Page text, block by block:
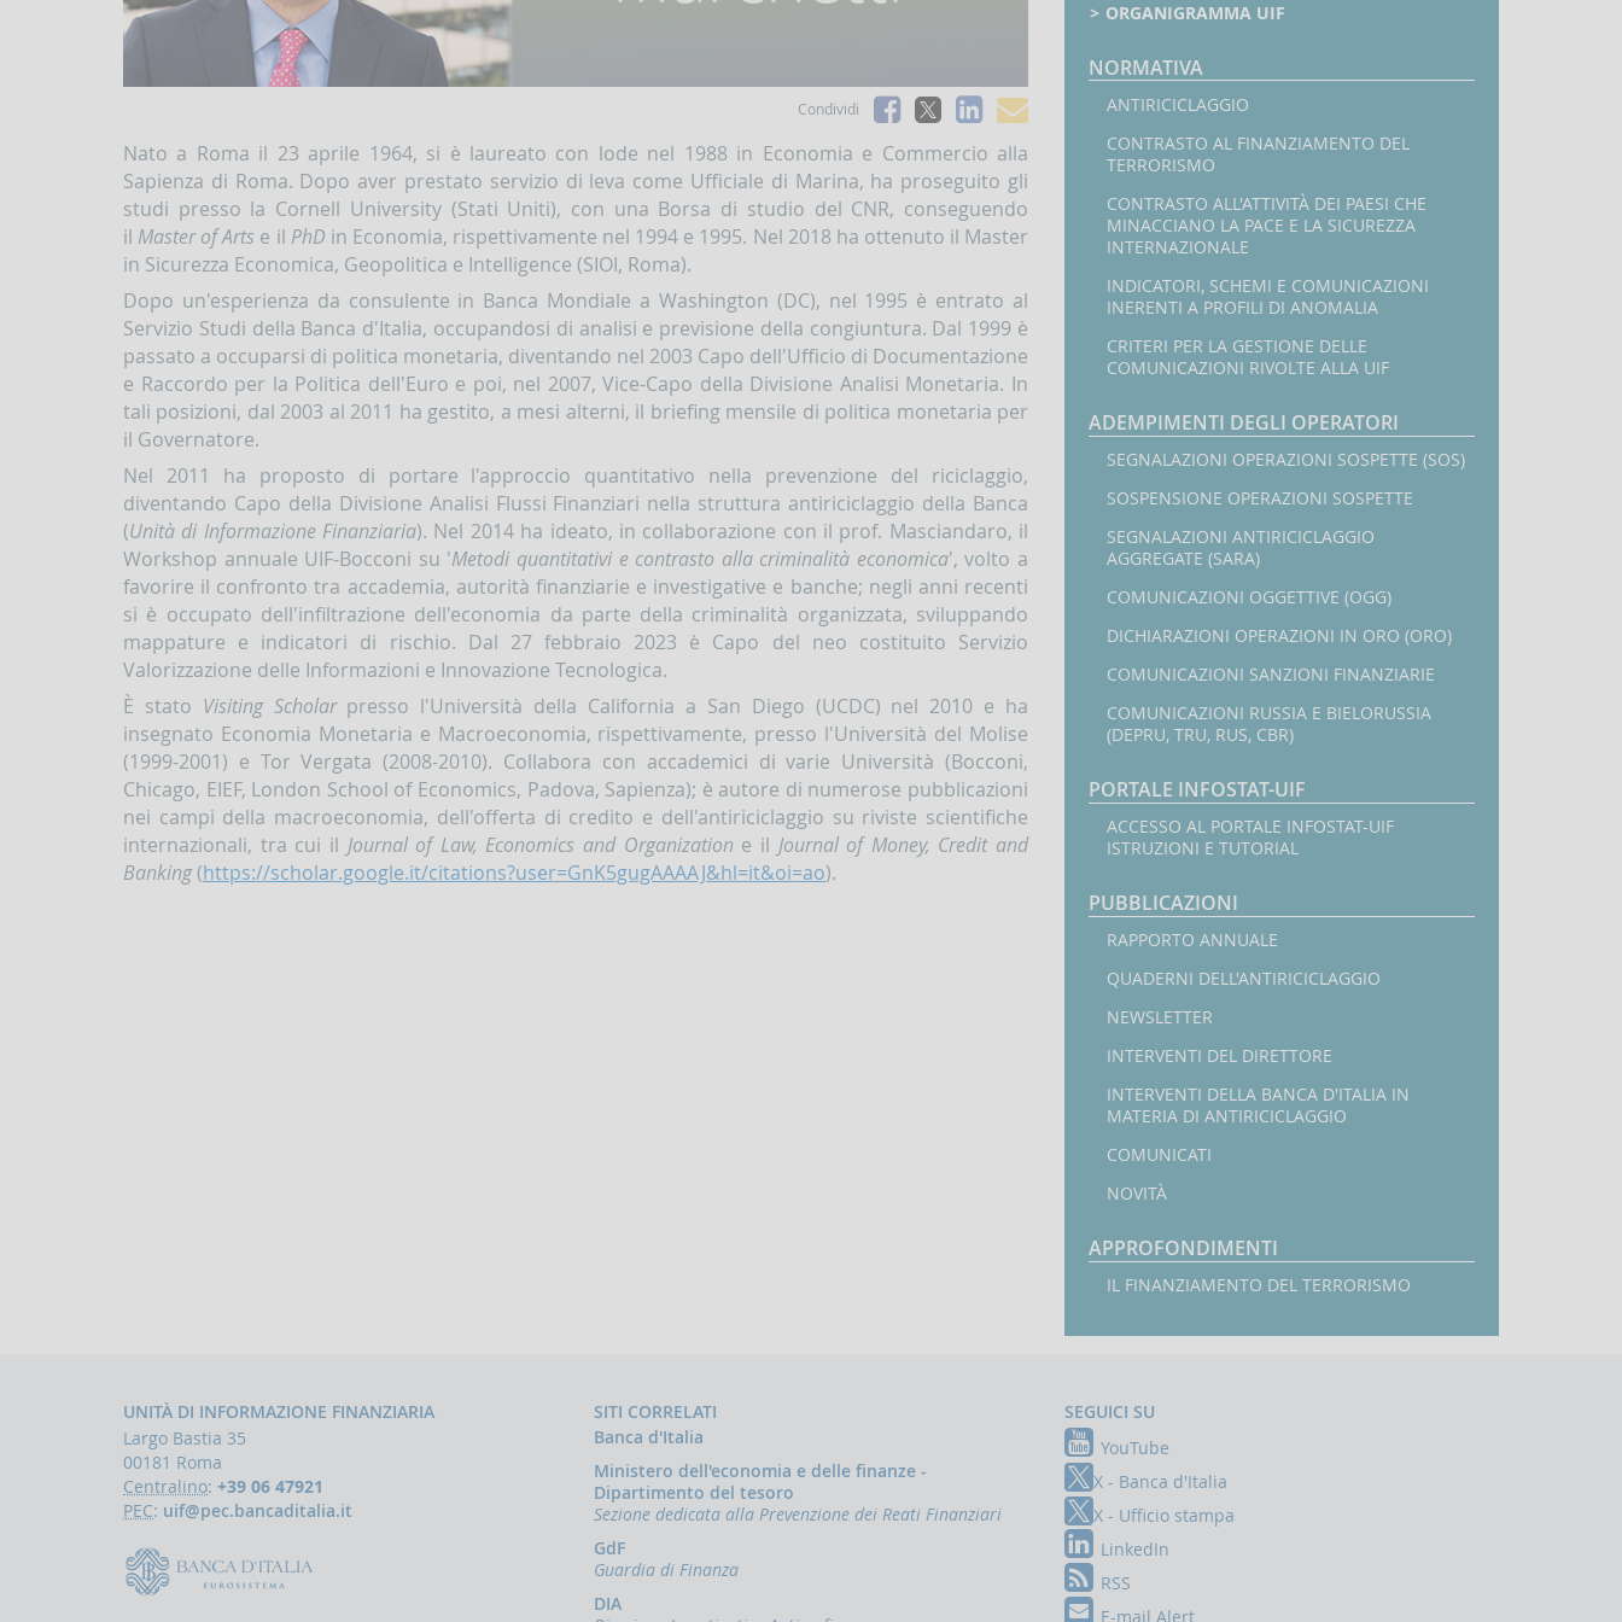
Condividi
Facebook
X
LinkedIn
e-
Nato a Roma il 23 aprile 1964, si è laureato con lode nel 1988 in Economia e Commercio alla
Sapienza di Roma. Dopo aver prestato servizio di leva come Ufficiale di Marina, ha proseguito gli
studi presso la Cornell University (Stati Uniti), con una Borsa di studio del CNR, conseguendo
il Master of Arts e il PhD in Economia, rispettivamente nel 1994 e 1995. Nel 2018 ha ottenuto il Master
in Sicurezza Economica, Geopolitica e Intelligence (SIOI, Roma).
Dopo un'esperienza da consulente in Banca Mondiale a Washington (DC), nel 1995 è entrato al
Servizio Studi della Banca d'Italia, occupandosi di analisi e previsione della congiuntura. Dal 1999 è
passato a occuparsi di politica monetaria, diventando nel 2003 Capo dell'Ufficio di Documentazione
e Raccordo per la Politica dell'Euro e poi, nel 2007, Vice-Capo della Divisione Analisi Monetaria. In
tali posizioni, dal 2003 al 2011 ha gestito, a mesi alterni, il briefing mensile di politica monetaria per
il Governatore.
Nel 2011 ha proposto di portare l'approccio quantitativo nella prevenzione del riciclaggio,
diventando Capo della Divisione Analisi Flussi Finanziari nella struttura antiriciclaggio della Banca
(Unità di Informazione Finanziaria). Nel 2014 ha ideato, in collaborazione con il prof. Masciandaro, il
Workshop annuale UIF-Bocconi su 'Metodi quantitativi e contrasto alla criminalità economica', volto a
favorire il confronto tra accademia, autorità finanziarie e investigative e banche; negli anni recenti
si è occupato dell'infiltrazione dell'economia da parte della criminalità organizzata, sviluppando
mappature e indicatori di rischio. Dal 27 febbraio 2023 è Capo del neo costituito Servizio
Valorizzazione delle Informazioni e Innovazione Tecnologica.
È stato Visiting Scholarpresso l'Università della California a San Diego (UCDC) nel 2010 e ha
insegnato Economia Monetaria e Macroeconomia, rispettivamente, presso l'Università del Molise
(1999-2001) e Tor Vergata (2008-2010). Collabora con accademici di varie Università (Bocconi,
Chicago, EIEF, London School of Economics, Padova, Sapienza); è autore di numerose pubblicazioni
nei campi della macroeconomia, dell'offerta di credito e dell'antiriciclaggio su riviste scientifiche
internazionali, tra cui il Journal of Law, Economics and Organization e il Journal of Money, Credit and
Banking(https://scholar.google.it/citations?user=GnK5gugAAAAJ&hl=it&oi=ao).
Marchetti
ORGANIGRAMMA UIF
NORMATIVA
ANTIRICICLAGGIO
CONTRASTO AL FINANZIAMENTO DEL
TERRORISMO
CONTRASTO ALL'ATTIVITÀ DEI PAESI CHE
MINACCIANO LA PACE E LA SICUREZZA
INTERNAZIONALE
INDICATORI, SCHEMI E COMUNICAZIONI
INERENTI A PROFILI DI ANOMALIA
CRITERI PER LA GESTIONE DELLE
COMUNICAZIONI RIVOLTE ALLA UIF
ADEMPIMENTI DEGLI OPERATORI
SEGNALAZIONI OPERAZIONI SOSPETTE (SOS)
SOSPENSIONE OPERAZIONI SOSPETTE
SEGNALAZIONI ANTIRICICLAGGIO
AGGREGATE (SARA)
COMUNICAZIONI OGGETTIVE (OGG)
DICHIARAZIONI OPERAZIONI IN ORO (ORO)
COMUNICAZIONI SANZIONI FINANZIARIE
COMUNICAZIONI RUSSIA E BIELORUSSIA
(DEPRU, TRU, RUS, CBR)
PORTALE INFOSTAT-UIF
ACCESSO AL PORTALE INFOSTAT-UIF
ISTRUZIONI E TUTORIAL
PUBBLICAZIONI
RAPPORTO ANNUALE
QUADERNI DELL'ANTIRICICLAGGIO
NEWSLETTER
INTERVENTI DEL DIRETTORE
INTERVENTI DELLA BANCA D'ITALIA IN
MATERIA DI ANTIRICICLAGGIO
COMUNICATI
NOVITÀ
APPROFONDIMENTI
IL FINANZIAMENTO DEL TERRORISMO
UNITÀ DI INFORMAZIONE FINANZIARIA
Largo Bastia 35
00181 Roma
Centralino: +39 06 47921
PEC: uif@pec.bancaditalia.it
SITI CORRELATI
Banca d'Italia
Ministero dell'economia e delle finanze -
Dipartimento del tesoro
Sezione dedicata alla Prevenzione dei Reati Finanziari
GdF
Guardia di Finanza
DIA
SEGUICI SU
YouTube
X - Banca d'Italia
X - Ufficio stampa
LinkedIn
RSS
E-mail Alert